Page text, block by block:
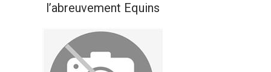
l’abreuvement Equins